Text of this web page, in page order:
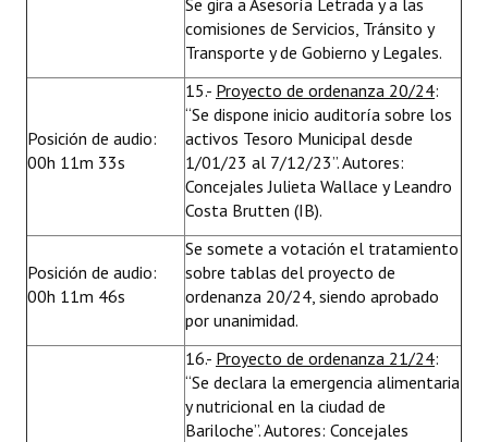
Se gira a Asesoría Letrada y a las
comisiones de Servicios, Tránsito y
Transporte y de Gobierno y Legales.
Posición de audio:
00h 11m 33s
15.- Proyecto de ordenanza 20/24:
“Se dispone inicio auditoría sobre los
activos Tesoro Municipal desde
1/01/23 al 7/12/23”. Autores:
Concejales Julieta Wallace y Leandro
Costa Brutten (IB).
Posición de audio:
00h 11m 46s
Se somete a votación el tratamiento
sobre tablas del proyecto de
ordenanza 20/24, siendo aprobado
por unanimidad.
16.- Proyecto de ordenanza 21/24:
“Se declara la emergencia alimentaria
y nutricional en la ciudad de
Bariloche”. Autores: Concejales